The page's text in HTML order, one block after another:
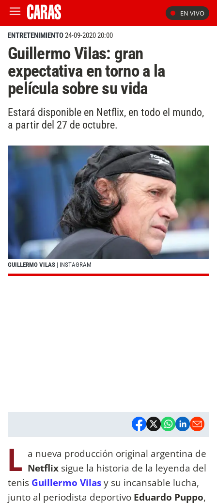
EN VIVO
ENTRETENIMIENTO24-09-2020 20:00
Guillermo Vilas: gran
expectativa en torno a la
película sobre su vida
Estará disponible en Netflix, en todo el mundo,
a partir del 27 de octubre.
GUILLERMO VILAS | INSTAGRAM
L a nueva producción original argentina de
Netflix sigue la historia de la leyenda del
tenis Guillermo Vilasy su incansable lucha,
junto al periodista deportivo Eduardo Puppo,